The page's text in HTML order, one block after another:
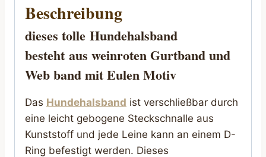
Beschreibung
dieses tolle Hundehalsband
besteht aus weinroten Gurtband und
Web band mit Eulen Motiv
Das Hundehalsband ist verschließbar durch
eine leicht gebogene Steckschnalle aus
Kunststoff und jede Leine kann an einem D-
Ring befestigt werden. Dieses